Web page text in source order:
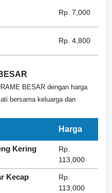
Rp. 7,000
Rp. 4,800
BESAR dengan harga
bersama keluarga dan
Harga
Kering
Rp.
113,000
Kecap
Rp.
113,000